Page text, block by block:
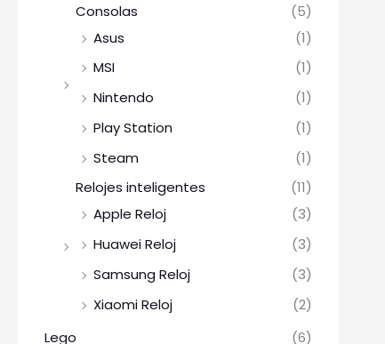
Consolas
(5)
Asus
(1)
MSI
(1)
Nintendo
(1)
Play Station
(1)
Steam
(1)
Relojes inteligentes
(11)
Apple Reloj
(3)
Huawei Reloj
(3)
Samsung Reloj
(3)
Xiaomi Reloj
(2)
Lego
(6)